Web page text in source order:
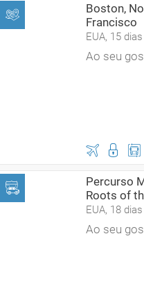
Boston,
Francisco
EUA, 15 dias
Ao seu
Percurso
Roots of
EUA, 18 dias
Ao seu